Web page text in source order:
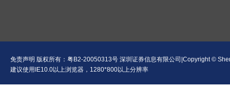
免责声明 版权所有： 粤B2-20050313号 深圳证券信息有限公司|Copyright ©
建议使用IE10.0以上浏览器，1280*800以上分辨率